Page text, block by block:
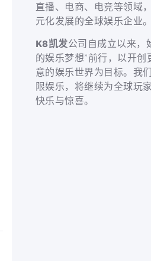
直播、电商、电竞等领域
元化发展的全球娱乐企业。
K8凯发公司自成立以来，
的娱乐梦想”前行，以开创
意的娱乐世界为目标。我
限娱乐，将继续为全球玩
快乐与惊喜。